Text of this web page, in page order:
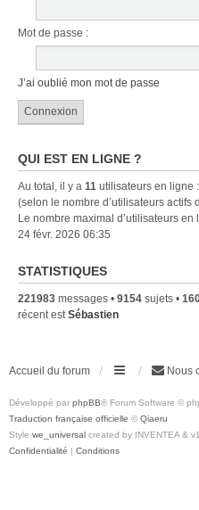
Mot de passe :
J’ai oublié mon mot de passe
QUI EST EN LIGNE ?
Au total, il y a 11 utilisateurs en ligne
(selon le nombre d’utilisateurs actifs
Le nombre maximal d’utilisateurs
24 févr. 2026 06:35
STATISTIQUES
221983 messages • 9154 sujets •
récent estSébastien
Accueil du forum Nous
Développé par phpBB® Forum Software ©
Traduction française officielle © Qiaeru
Style we_universal created by INVENTEA &
Confidentialité | Conditions